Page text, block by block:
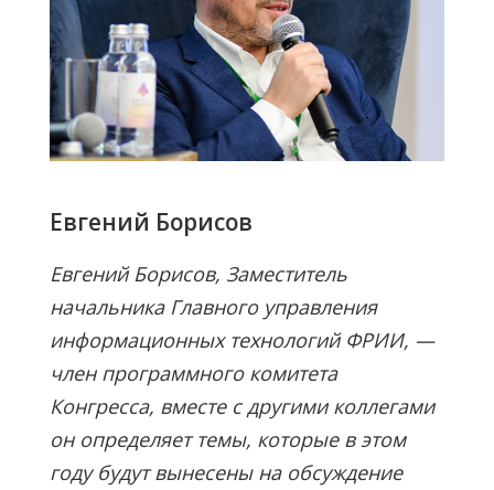
Евгений Борисов
Евгений Борисов, Заместитель
начальника Главного управления
информационных технологий ФРИИ, —
член программного комитета
Конгресса, вместе с другими коллегами
он определяет темы, которые в этом
году будут вынесены на обсуждение